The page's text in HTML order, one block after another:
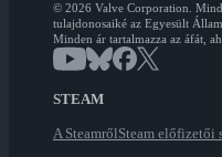
© 2026 Valve Corporation.
tulajdonosaiké az Egyesült
Minden ár tartalmazza az áfát,
STEAM
A SteamrőlSteam előfizetői